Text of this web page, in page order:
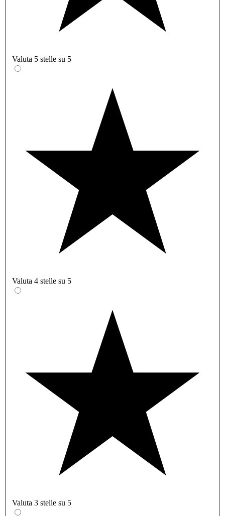
Valuta 5 stelle su 5
Valuta 4 stelle su 5
Valuta 3 stelle su 5